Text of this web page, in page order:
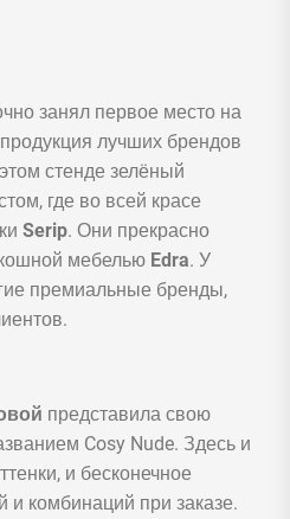
занял первое место на
лучших брендов
стенде зелёный
где во всей красе
Serip. Они прекрасно
мебелью Edra. У
премиальные бренды,
представила свою
Cosy Nude. Здесь и
и бесконечное
и комбинаций при заказе.